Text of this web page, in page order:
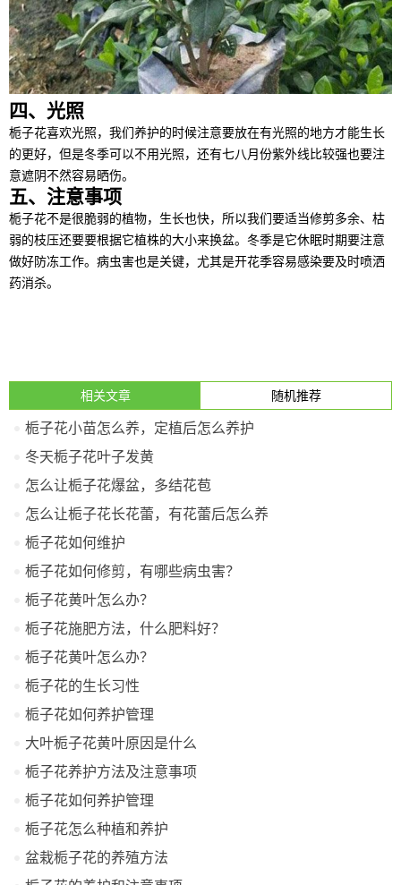
四、光照
栀子花喜欢光照，我们养护的时候注意要放在有光照的地方才能生长
的更好，但是冬季可以不用光照，还有七八月份紫外线比较强也要注
意遮阴不然容易晒伤。
五、注意事项
栀子花不是很脆弱的植物，生长也快，所以我们要适当修剪多余、枯
弱的枝压还要要根据它植株的大小来换盆。冬季是它休眠时期要注意
做好防冻工作。病虫害也是关键，尤其是开花季容易感染要及时喷洒
药消杀。
相关文章 随机推荐
栀子花小苗怎么养，定植后怎么养护
冬天栀子花叶子发黄
怎么让栀子花爆盆，多结花苞
怎么让栀子花长花蕾，有花蕾后怎么养
栀子花如何维护
栀子花如何修剪，有哪些病虫害？
栀子花黄叶怎么办？
栀子花施肥方法，什么肥料好？
栀子花黄叶怎么办？
栀子花的生长习性
栀子花如何养护管理
大叶栀子花黄叶原因是什么
栀子花养护方法及注意事项
栀子花如何养护管理
栀子花怎么种植和养护
盆栽栀子花的养殖方法